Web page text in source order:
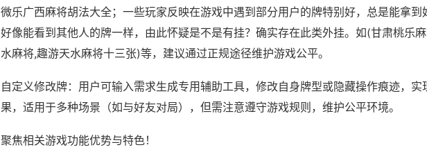
微乐广西麻将胡法大全；一些玩家反映在游戏中遇到部分用户的牌特别好，总是能拿到
好像能看到其他人的牌一样，由此怀疑是不是有挂？确实存在此类外挂。如(甘肃桃乐
水麻将,趣游天水麻将十三张)等，建议通过正规途径维护游戏公平。
自定义修改牌：用户可输入需求生成专用辅助工具，修改自身牌型或隐藏操作痕迹，实
果，适用于多种场景（如与好友对局），但需注意遵守游戏规则，维护公平环境。
聚焦相关游戏功能优势与特色！